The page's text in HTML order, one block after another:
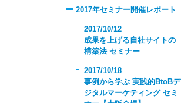
2017年セミナー開催レポート
2017/10/12
成果を上げる自社サイトの
構築法 セミナー
2017/10/18
事例から学ぶ 実践的BtoBデ
ジタルマーケティング セミ